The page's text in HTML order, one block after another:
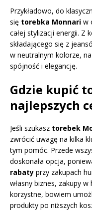
Przykładowo, do
się torebka Monnari w
całej stylizacji energii. Z
składającego się z
w neutralnym kolorze,
spójność i elegancję.
Gdzie kupić
najlepszych
Jeśli szukasz torebek
zwrócić uwagę na kilka
tym pomóc. Przede
doskonała opcja,
rabaty przy zakupach
własny biznes, zakupy
korzystne, bowiem
produkty po niższych